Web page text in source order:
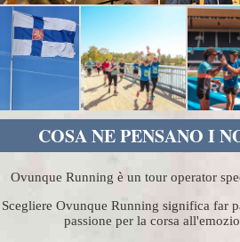
COSA NE PENSANO I
Ovunque Running è un tour operator
Scegliere Ovunque Running significa far
passione per la corsa